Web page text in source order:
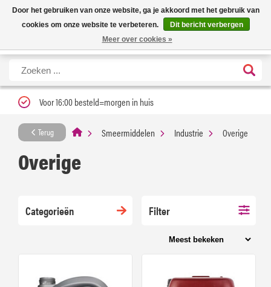
Nieuwe levertijd: 1 tot 3 werkdagen | Nu 25% korting op gehele assortiment
Carfume met kortingscode ''verfrissend''
X
Voor 16:00 besteld=morgen in huis
Terug Smeermiddelen Industrie Overige
Overige
Categorieën Filter
Door het gebruiken van onze website, ga je akkoord met het gebruik van
cookies om onze website te verbeteren.
Dit bericht verbergen
Meer over cookies »